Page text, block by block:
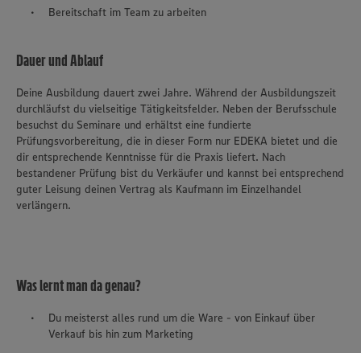
Bereitschaft im Team zu arbeiten
Dauer und Ablauf
Deine Ausbildung dauert zwei Jahre. Während der Ausbildungszeit
durchläufst du vielseitige Tätigkeitsfelder. Neben der Berufsschule
besuchst du Seminare und erhältst eine fundierte
Prüfungsvorbereitung, die in dieser Form nur EDEKA bietet und die
dir entsprechende Kenntnisse für die Praxis liefert. Nach
bestandener Prüfung bist du Verkäufer und kannst bei entsprechend
guter Leisung deinen Vertrag als Kaufmann im Einzelhandel
verlängern.
Was lernt man da genau?
Du meisterst alles rund um die Ware - von Einkauf über
Verkauf bis hin zum Marketing